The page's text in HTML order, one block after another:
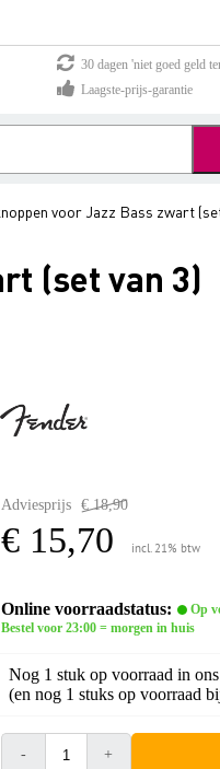
30 dagen 'niet goed geld
Laagste-prijs-garantie
voor Jazz Bass zwart
(set van 3)
Adviesprijs € 18,90
€ 15,70 incl. 21% btw
Online voorraadstatus:
Op
Bestel voor 23:00 = morgen in huis
Nog 1 stuk op voorraad in
(en nog 1 stuks op voorraad
- +